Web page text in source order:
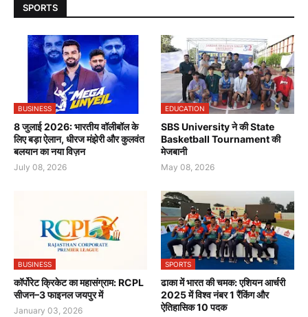
SPORTS
BUSINESS
8 जुलाई 2026: भारतीय वॉलीबॉल के
लिए बड़ा ऐलान, धीरज मंझेरी और कुलवंत
बलयान का नया विज़न
July 08, 2026
EDUCATION
SBS University ने की State
Basketball Tournament की
मेजबानी
May 08, 2026
BUSINESS
कॉर्पोरेट क्रिकेट का महासंग्राम: RCPL
सीजन–3 फाइनल जयपुर में
January 03, 2026
SPORTS
ढाका में भारत की चमक: एशियन आर्चरी
2025 में विश्व नंबर 1 रैंकिंग और
ऐतिहासिक 10 पदक